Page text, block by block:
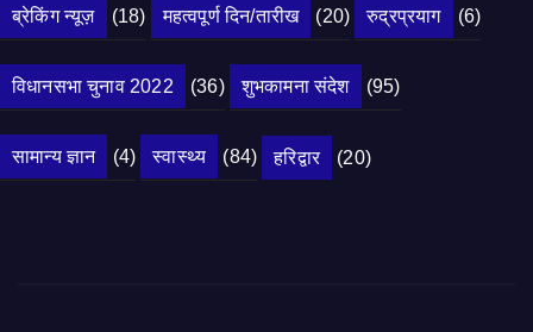
ब्रेकिंग न्यूज़ (18) महत्वपूर्ण दिन/तारीख (20) रुद्रप्रयाग (6)
विधानसभा चुनाव 2022 (36) शुभकामना संदेश (95)
सामान्य ज्ञान (4) स्वास्थ्य (84) हरिद्वार (20)